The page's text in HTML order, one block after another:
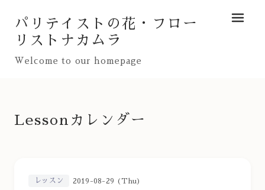
パリテイストの花・フロー
リストナカムラ
Welcome to our homepage
メニュ
Lessonカレンダー
レッスン 2019-08-29 (Thu)